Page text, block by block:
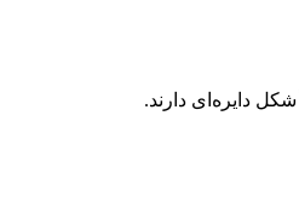
دایره‌ای دارند.